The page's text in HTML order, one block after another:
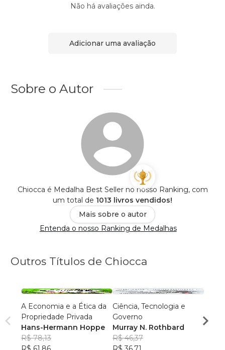
Não há avaliações ainda.
Adicionar uma avaliação
Sobre o Autor
Chiocca é Medalha Best Seller no nosso Ranking, com
um total de 1013 livros vendidos!
Mais sobre o autor
Entenda o nosso Ranking de Medalhas
Outros Títulos de Chiocca
A Economia e a Ética da
Propriedade Privada
Hans-Hermann Hoppe
R$ 78,13
Ciência, Tecnologia e
Governo
Murray N. Rothbard
R$ 46,37
Jr.
R$